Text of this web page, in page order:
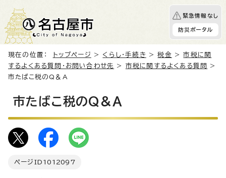
緊急情報なし
防災ポータル
現在の位置： トップページ > くらし・手続き >税金 >市税に関
するよくある質問・お問い合わせ先
> 市税に関するよくある質問
>
市たばこ税のQ＆A
市たばこ税のQ＆A
ページID 1012097